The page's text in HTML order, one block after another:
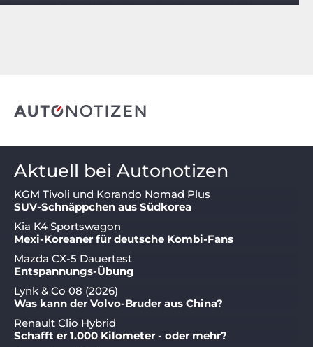
Aktuell bei Autonotizen
KGM Tivoli und Korando Nomad Plus
SUV-Schnäppchen aus Südkorea
Kia K4 Sportswagon
Mexi-Koreaner für deutsche Kombi-Fans
Mazda CX-5 Dauertest
Entspannungs-Übung
Lynk & Co 08 (2026)
Was kann der Volvo-Bruder aus China?
Renault Clio Hybrid
Schafft er 1.000 Kilometer - oder mehr?